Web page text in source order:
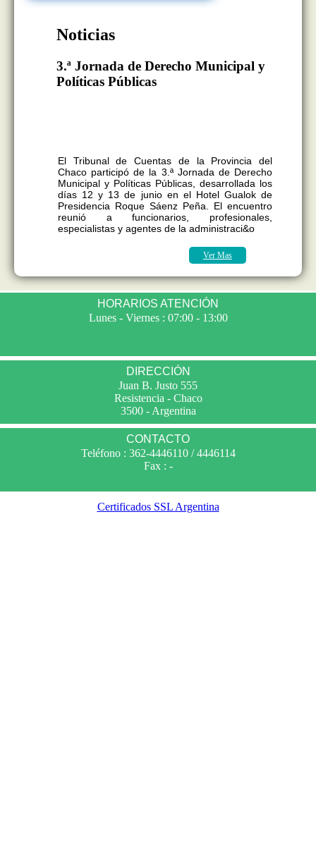
Noticias
3.ª Jornada de Derecho Municipal y
Políticas Públicas
El Tribunal de Cuentas de la Provincia del
Chaco participó de la 3.ª Jornada de Derecho
Municipal y Políticas Públicas, desarrollada los
días 12 y 13 de junio en el Hotel Gualok de
Presidencia Roque Sáenz Peña. El encuentro
reunió a funcionarios, profesionales,
especialistas y agentes de la administraci&o
Ver Mas
HORARIOS ATENCIÓN
Lunes - Viernes : 07:00 - 13:00
DIRECCIÓN
Juan B. Justo 555
Resistencia - Chaco
3500 - Argentina
CONTACTO
Teléfono : 362-4446110 / 4446114
Fax : -
Certificados SSL Argentina